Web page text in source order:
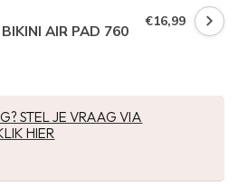
AIR PAD 760 €16,99
STEL JE VRAAG VIA
HIER